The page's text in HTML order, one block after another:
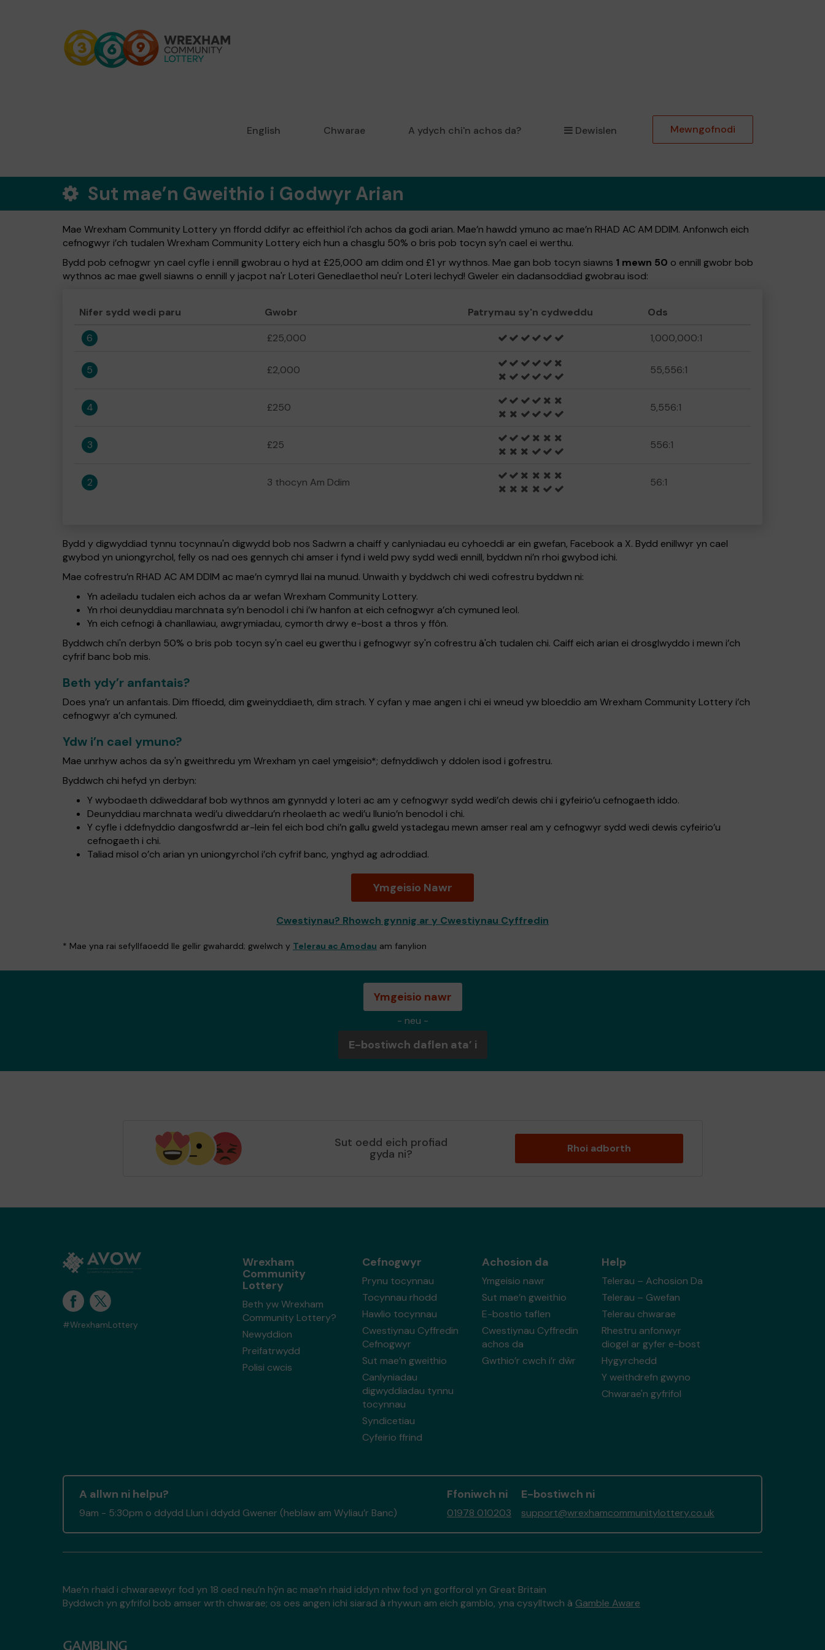
English Chwarae A ydych chi'n achos da? Dewislen Mewngofnodi
Sut mae’n Gweithio i Godwyr Arian
Mae Wrexham Community Lottery yn ffordd ddifyr ac effeithiol i’ch achos da godi arian. Mae’n hawdd ymuno ac mae’n RHAD AC AM DDIM. Anfonwch eich
cefnogwyr i’ch tudalen Wrexham Community Lottery eich hun a chasglu 50% o bris pob tocyn sy’n cael ei werthu.
Bydd pob cefnogwr yn cael cyfle i ennill gwobrau o hyd at £25,000 am ddim ond £1 yr wythnos. Mae gan bob tocyn siawns 1 mewn 50 o ennill gwobr bob
wythnos ac mae gwell siawns o ennill y jacpot na'r Loteri Genedlaethol neu'r Loteri Iechyd! Gweler ein dadansoddiad gwobrau isod:
Nifer sydd wedi paru Gwobr Patrymau sy'n cydweddu
Ods
6
£25,000 1,000,000:1
5 £2,000 55,556:1
4 £250 5,556:1
3 £25 556:1
2 3 thocyn Am Ddim 56:1
Bydd y digwyddiad tynnu tocynnau'n digwydd bob nos Sadwrn a chaiff y canlyniadau eu cyhoeddi ar ein gwefan, Facebook a X. Bydd enillwyr yn cael
gwybod yn uniongyrchol, felly os nad oes gennych chi amser i fynd i weld pwy sydd wedi ennill, byddwn ni’n rhoi gwybod ichi.
Mae cofrestru’n RHAD AC AM DDIM ac mae’n cymryd llai na munud. Unwaith y byddwch chi wedi cofrestru byddwn ni:
Yn adeiladu tudalen eich achos da ar wefan Wrexham Community Lottery.
Yn rhoi deunyddiau marchnata sy’n benodol i chi i’w hanfon at eich cefnogwyr a’ch cymuned leol.
Yn eich cefnogi â chanllawiau, awgrymiadau, cymorth drwy e-bost a thros y ffôn.
Byddwch chi'n derbyn 50% o bris pob tocyn sy'n cael eu gwerthu i gefnogwyr sy'n cofrestru â'ch tudalen chi. Caiff eich arian ei drosglwyddo i mewn i’ch
cyfrif banc bob mis.
Beth ydy’r anfantais?
Does yna’r un anfantais. Dim ffioedd, dim gweinyddiaeth, dim strach. Y cyfan y mae angen i chi ei wneud yw bloeddio am Wrexham Community Lottery i’ch
cefnogwyr a’ch cymuned.
Ydw i’n cael ymuno?
Mae unrhyw achos da sy'n gweithredu ym Wrexham yn cael ymgeisio*; defnyddiwch y ddolen isod i gofrestru.
Byddwch chi hefyd yn derbyn:
Y wybodaeth ddiweddaraf bob wythnos am gynnydd y loteri ac am y cefnogwyr sydd wedi’ch dewis chi i gyfeirio’u cefnogaeth iddo.
Deunyddiau marchnata wedi’u diweddaru’n rheolaeth ac wedi’u llunio’n benodol i chi.
Y cyfle i ddefnyddio dangosfwrdd ar-lein fel eich bod chi’n gallu gweld ystadegau mewn amser real am y cefnogwyr sydd wedi dewis cyfeirio’u
cefnogaeth i chi.
Taliad misol o’ch arian yn uniongyrchol i’ch cyfrif banc, ynghyd ag adroddiad.
Ymgeisio Nawr
Cwestiynau? Rhowch gynnig ar y Cwestiynau Cyffredin
* Mae yna rai sefyllfaoedd lle gellir gwahardd; gwelwch y Telerau ac Amodau am fanylion
Ymgeisio nawr
- neu -
E-bostiwch daflen ata’ i
Sut oedd eich profiad
gyda ni? Rhoi adborth
#WrexhamLottery
Wrexham
Community
Lottery
Beth yw Wrexham
Community Lottery?
Newyddion
Preifatrwydd
Polisi cwcis
Cefnogwyr
Prynu tocynnau
Tocynnau rhodd
Hawlio tocynnau
Cwestiynau Cyffredin
Cefnogwyr
Sut mae’n gweithio
Canlyniadau
digwyddiadau tynnu
tocynnau
Syndicetiau
Cyfeirio ffrind
Achosion da
Ymgeisio nawr
Sut mae’n gweithio
E-bostio taflen
Cwestiynau Cyffredin
achos da
Gwthio’r cwch i’r dŵr
Help
Telerau – Achosion Da
Telerau – Gwefan
Telerau chwarae
Rhestru anfonwyr
diogel ar gyfer e-bost
Hygyrchedd
Y weithdrefn gwyno
Chwarae'n gyfrifol
A allwn ni helpu?
9am - 5:30pm o ddydd Llun i ddydd Gwener (heblaw am Wyliau’r Banc)
Ffoniwch ni
01978 010203
E-bostiwch ni
support@wrexhamcommunitylottery.co.uk
Mae’n rhaid i chwaraewyr fod yn 18 oed neu’n hŷn ac mae’n rhaid iddyn nhw fod yn gorfforol yn Great Britain
Byddwch yn gyfrifol bob amser wrth chwarae; os oes angen ichi siarad â rhywun am eich gamblo, yna cysylltwch â Gamble Aware